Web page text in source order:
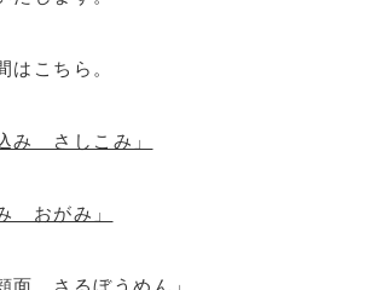
はこちら。
み さしこみ」
おがみ」
面 さるぼうめん」